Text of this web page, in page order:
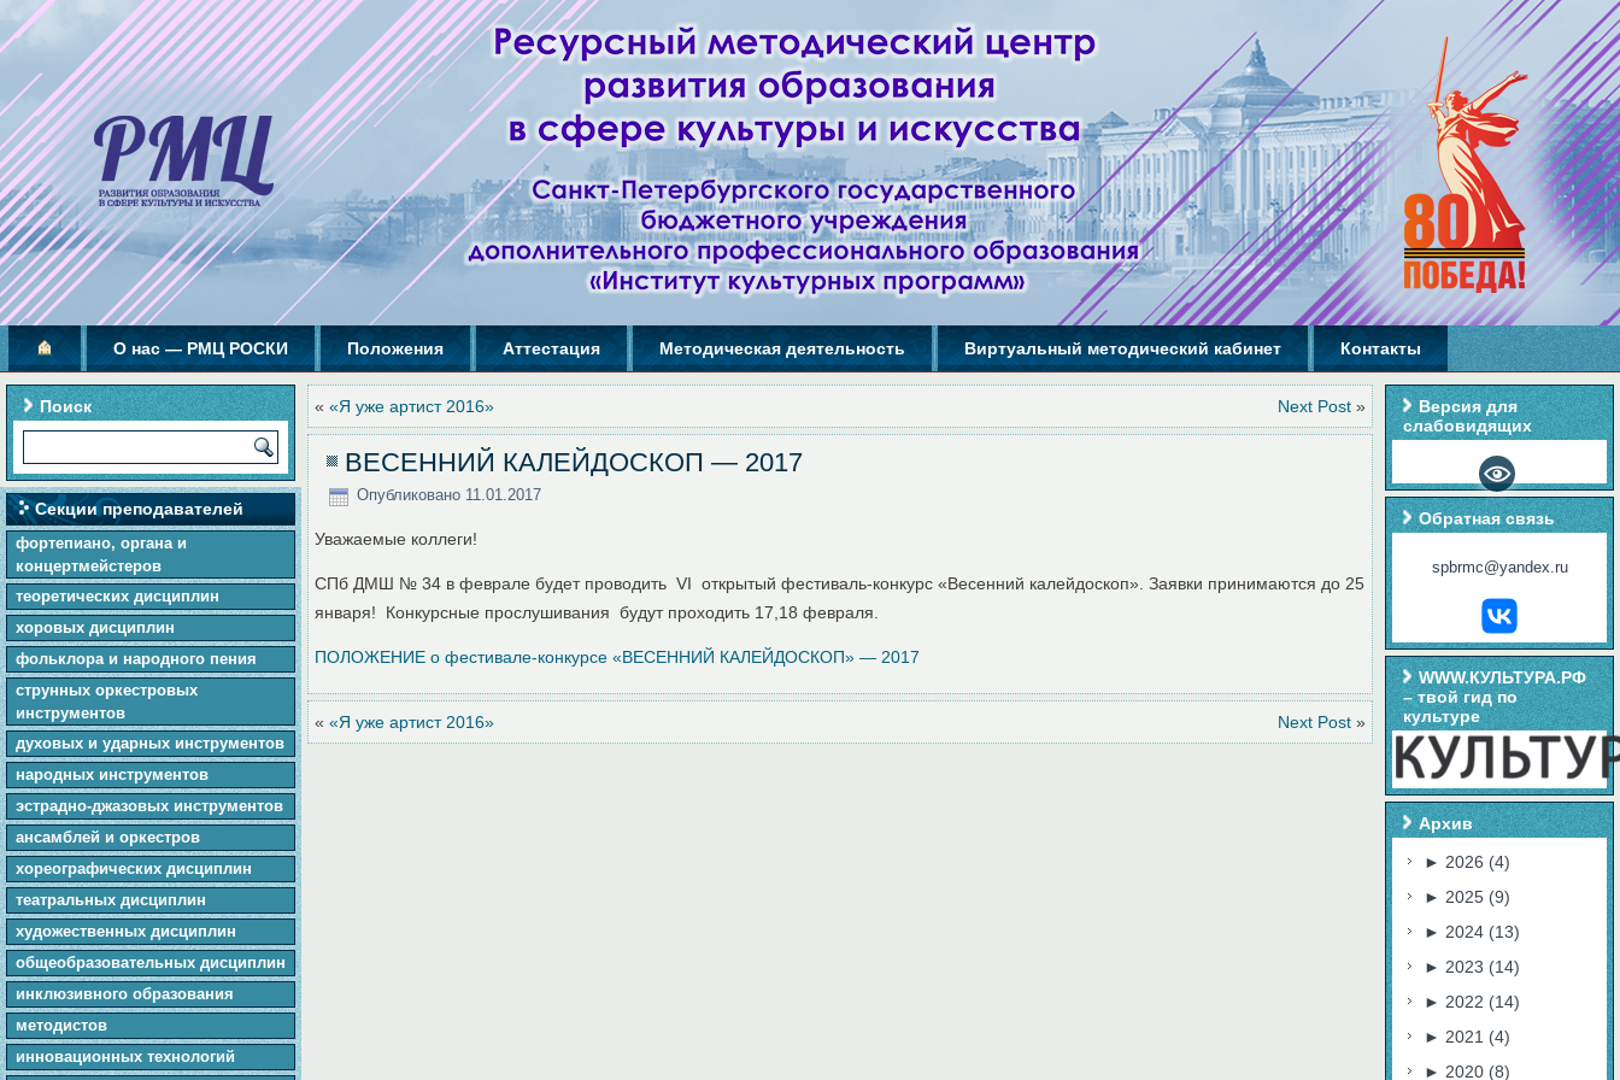
О нас — РМЦ РОСКИ Положения Аттестация Методическая деятельность Виртуальный методический кабинет Контакты
Поиск
Секции преподавателей
фортепиано, органа и
концертмейстеров
теоретических дисциплин
хоровых дисциплин
фольклора и народного пения
cтpунныx оркестровых
инструментов
духовых и ударных инструментов
народных инструментов
эстрадно-джазовых инструментов
ансамблей и оркестров
хореографических дисциплин
театральных дисциплин
художественных дисциплин
общеобразовательных дисциплин
инклюзивного образования
методистов
инновационных технологий
« «Я уже артист 2016» Next Post »
ВЕСЕННИЙ КАЛЕЙДОСКОП — 2017
Опубликовано 11.01.2017
Уважаемые коллеги!
СПб ДМШ № 34 в феврале будет проводить VI открытый фестиваль-конкурс «Весенний калейдоскоп». Заявки принимаются до 25
января! Конкурсные прослушивания будут проходить 17,18 февраля.
ПОЛОЖЕНИЕ о фестивале-конкурсе «ВЕСЕННИЙ КАЛЕЙДОСКОП» — 2017
« «Я уже артист 2016» Next Post »
Версия для
слабовидящих
Обратная связь
spbrmc@yandex.ru
WWW.КУЛЬТУРА.РФ
– твой гид по
культуре
Архив
► 2026 (4)
► 2025 (9)
► 2024 (13)
► 2023 (14)
► 2022 (14)
► 2021 (4)
► 2020 (8)